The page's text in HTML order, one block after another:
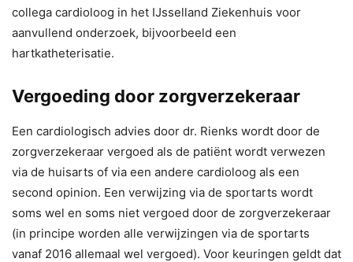
collega cardioloog in het IJsselland Ziekenhuis voor
aanvullend onderzoek, bijvoorbeeld een
hartkatheterisatie.
Vergoeding door zorgverzekeraar
Een cardiologisch advies door dr. Rienks wordt door de
zorgverzekeraar vergoed als de patiënt wordt verwezen
via de huisarts of via een andere cardioloog als een
second opinion. Een verwijzing via de sportarts wordt
soms wel en soms niet vergoed door de zorgverzekeraar
(in principe worden alle verwijzingen via de sportarts
vanaf 2016 allemaal wel vergoed). Voor keuringen geldt dat